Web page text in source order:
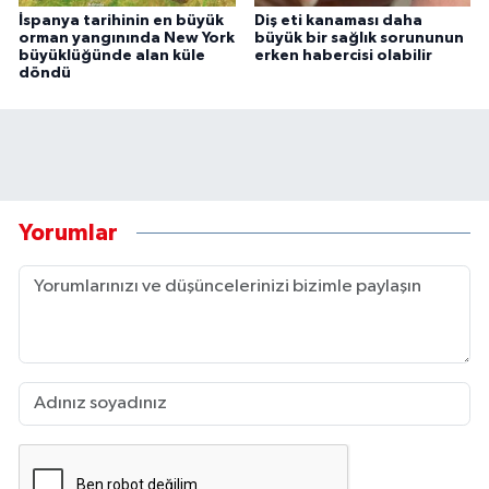
İspanya tarihinin en büyük
orman yangınında New York
büyüklüğünde alan küle
döndü
Diş eti kanaması daha
büyük bir sağlık sorununun
erken habercisi olabilir
Yorumlar